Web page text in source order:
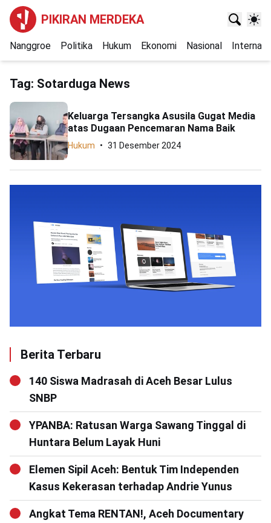
PIKIRAN MERDEKA
Nanggroe Politika Hukum Ekonomi Nasional
Tag: Sotarduga News
Keluarga Tersangka Asusila Gugat Media
atas Dugaan Pencemaran Nama Baik
Hukum 31 Desember 2024
Berita Terbaru
140 Siswa Madrasah di Aceh Besar Lulus
SNBP
YPANBA: Ratusan Warga Sawang Tinggal di
Huntara Belum Layak Huni
Elemen Sipil Aceh: Bentuk Tim Independen
Kasus Kekerasan terhadap Andrie Yunus
Angkat Tema RENTAN!, Aceh Documentary